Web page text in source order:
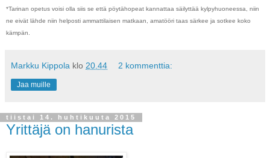
*Tarinan opetus voisi olla siis se että pöytähopeat kannattaa säilyttää kylpyhuoneessa, niin
ne eivät lähde niin helposti ammattilaisen matkaan, amatööri taas särkee ja sotkee koko
kämpän.
Markku Kippola klo 20.44 2 kommenttia:
Jaa muille
tiistai 14. huhtikuuta 2015
Yrittäjä on hanurista